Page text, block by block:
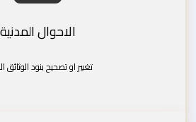
الاحوال المدنية
تغيير او تصحيح بنود الوثائق